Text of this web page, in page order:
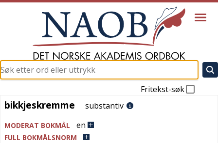
Fritekst-søk
bikkjeskremme
bikkjeskremme substantiv
MODERAT BOKMÅL en
FULL BOKMÅLSNORM